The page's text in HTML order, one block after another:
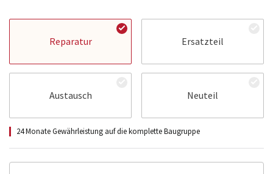
Reparatur Ersatzteil
Austausch Neuteil
24 Monate Gewährleistung auf die komplette Baugruppe